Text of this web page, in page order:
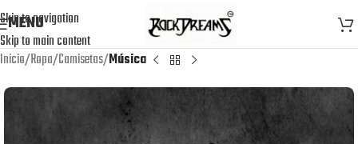
Skip to navigation
Skip to main content
MENU
Inicio Ropa Camisetas Música